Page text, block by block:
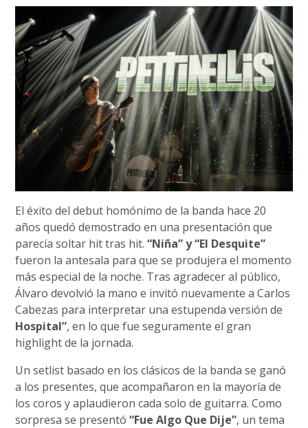
El éxito del debut homónimo de la banda hace 20
años quedó demostrado en una presentación que
parecía soltar hit tras hit.“Niña” y “El Desquite”
fueron la antesala para que se produjera el momento
más especial de la noche. Tras agradecer al público,
Álvaro devolvió la mano e invitó nuevamente a Carlos
Cabezas para interpretar una estupenda versión de
Hospital”, en lo que fue seguramente el gran
highlight de la jornada.
Un setlist basado en los clásicos de la banda se ganó
a los presentes, que acompañaron en la mayoría de
los coros y aplaudieron cada solo de guitarra. Como
sorpresa se presentó“Fue Algo Que Dije”, un tema